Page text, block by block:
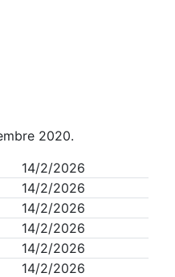
2020.
14/2/2026
14/2/2026
14/2/2026
14/2/2026
14/2/2026
14/2/2026